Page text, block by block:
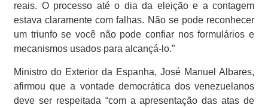
reais. O processo até o dia da eleição e a contagem
estava claramente com falhas. Não se pode reconhecer
um triunfo se você não pode confiar nos formulários e
mecanismos usados para alcançá-lo.”
Ministro do Exterior da Espanha, José Manuel Albares,
afirmou que a vontade democrática dos venezuelanos
deve ser respeitada “com a apresentação das atas de